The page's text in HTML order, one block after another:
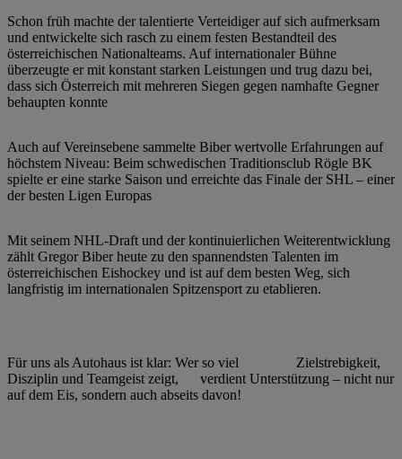
Schon früh machte der talentierte Verteidiger auf sich aufmerksam
und entwickelte sich rasch zu einem festen Bestandteil des
österreichischen Nationalteams. Auf internationaler Bühne
überzeugte er mit konstant starken Leistungen und trug dazu bei,
dass sich Österreich mit mehreren Siegen gegen namhafte Gegner
behaupten konnte
Auch auf Vereinsebene sammelte Biber wertvolle Erfahrungen auf
höchstem Niveau: Beim schwedischen Traditionsclub Rögle BK
spielte er eine starke Saison und erreichte das Finale der SHL – einer
der besten Ligen Europas
Mit seinem NHL-Draft und der kontinuierlichen Weiterentwicklung
zählt Gregor Biber heute zu den spannendsten Talenten im
österreichischen Eishockey und ist auf dem besten Weg, sich
langfristig im internationalen Spitzensport zu etablieren.
Für uns als Autohaus ist klar: Wer so viel Zielstrebigkeit,
Disziplin und Teamgeist zeigt, verdient Unterstützung – nicht nur
auf dem Eis, sondern auch abseits davon!